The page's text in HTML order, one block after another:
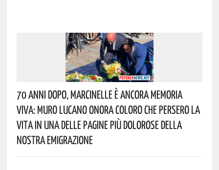
70 Anni Dopo, Marcinelle È Ancora Memoria
Viva: Muro Lucano Onora Coloro Che Persero La
Vita In Una Delle Pagine Più Dolorose Della
Nostra Emigrazione